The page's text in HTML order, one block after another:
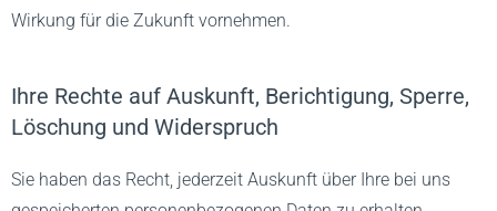
Wirkung für die Zukunft vornehmen.
Ihre Rechte auf Auskunft, Berichtigung, Sperre,
Löschung und Widerspruch
Sie haben das Recht, jederzeit Auskunft über Ihre bei uns